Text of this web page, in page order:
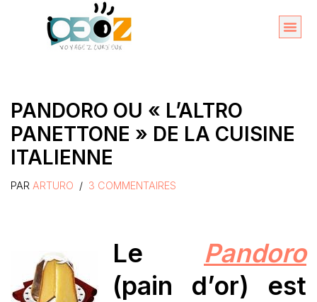
PANDORO OU « L’ALTRO
PANETTONE » DE LA CUISINE
ITALIENNE
PAR ARTURO 3 COMMENTAIRES
Le Pandoro
(pain d’or) est